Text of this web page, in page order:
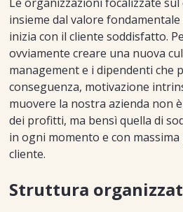
insieme dal valore
inizia con il cliente soddisfatto.
ovviamente creare una nuova
management e i dipendenti che
conseguenza, motivazione
muovere la nostra azienda non
dei profitti, ma bensì quella di
in ogni momento e con
cliente.
Struttura